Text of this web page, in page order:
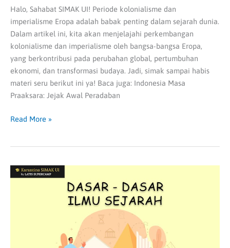
Halo, Sahabat SIMAK UI! Periode kolonialisme dan
imperialisme Eropa adalah babak penting dalam sejarah dunia.
Dalam artikel ini, kita akan menjelajahi perkembangan
kolonialisme dan imperialisme oleh bangsa-bangsa Eropa,
yang berkontribusi pada perubahan global, pertumbuhan
ekonomi, dan transformasi budaya. Jadi, simak sampai habis
materi seru berikut ini ya! Baca juga: Indonesia Masa
Praaksara: Jejak Awal Peradaban
Read More »
Dasar-